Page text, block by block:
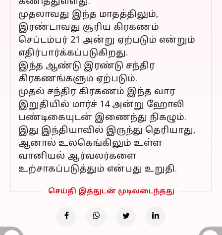
முதலாவது இந்த மாதத்திலும்,
இரண்டாவது சூரிய கிரகணம்
செப்டம்பர் 21 அன்று ஏற்படும் என்றும்
எதிர்பார்க்கப்படுகிறது.
இந்த ஆண்டு இரண்டு சந்திர
கிரகணங்களும் ஏற்படும்.
முதல் சந்திர கிரகணம் இந்த வார
இறுதியில் மார்ச் 14 அன்று ஹோலி
பண்டிகையுடன் இணைந்து நிகழும்.
இது இந்தியாவில் இருந்து தெரியாது,
ஆனால் உலகெங்கிலும் உள்ள
வானியல் ஆர்வலர்களை
உற்சாகப்படுத்தும் என்பது உறுதி.
செய்தி இத்துடன் முடிவடைந்தது